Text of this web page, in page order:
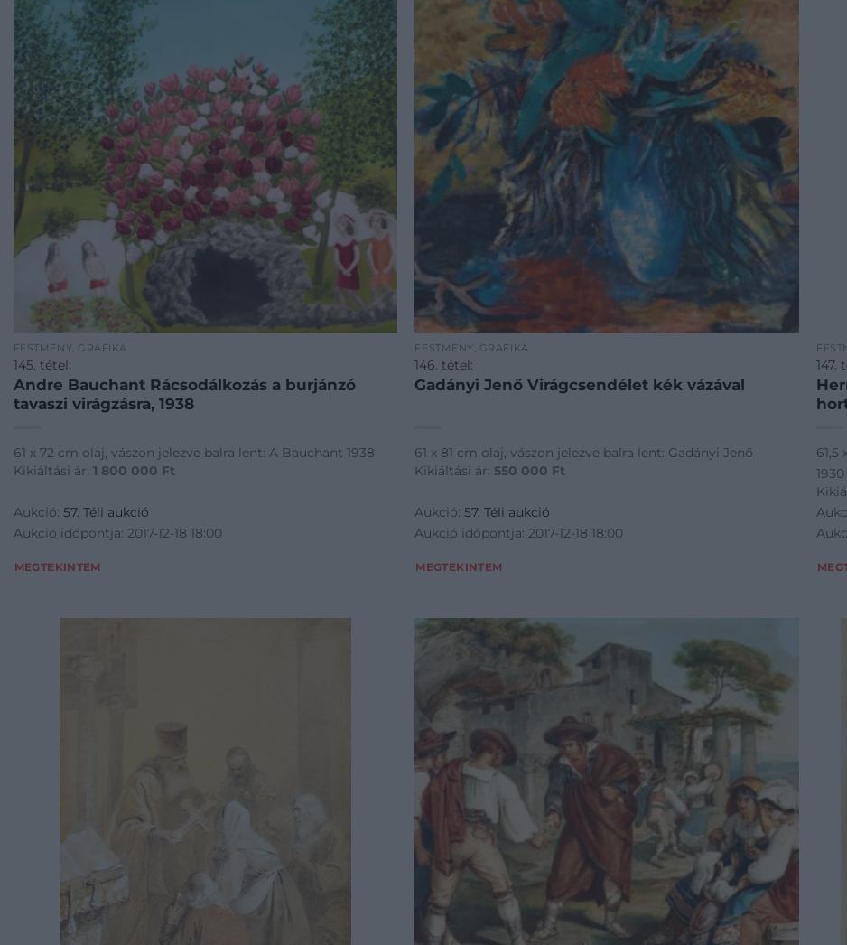
FESTMÉNY, GRAFIKA
145. tétel:
Andre Bauchant Rácsodálkozás a burjánzó
tavaszi virágzásra, 1938
61 x 72 cm olaj, vászon jelezve balra lent: A Bauchant 1938
Kikiáltási ár: 1 800 000 Ft
Aukció: 57. Téli aukció
Aukció időpontja: 2017-12-18 18:00
MEGTEKINTEM
FESTMÉNY, GRAFIKA
146. tétel:
Gadányi Jenő Virágcsendélet kék vázával
61 x 81 cm olaj, vászon jelezve balra lent: Gadányi Jenő
Kikiáltási ár: 550 000 Ft
Aukció:57. Téli aukció
Aukció időpontja: 2017-12-18 18:00
MEGTEKINTEM
147.
61,5
1930